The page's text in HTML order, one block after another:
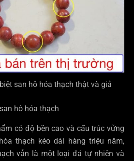
san hô hóa thạch thật và giả
hô hóa thạch
có độ bền cao và cấu trúc vững
thạch kéo dài hàng triệu năm,
vẫn là một loại đá tự nhiên và